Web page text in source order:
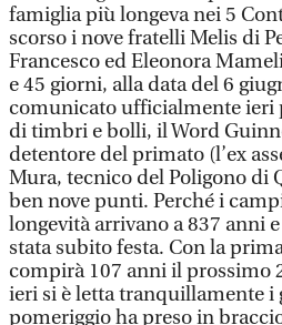
famiglia più longeva nei 5
scorso i nove fratelli Melis di
Francesco ed Eleonora
e 45 giorni, alla data del 6
comunicato ufficialmente ieri
di timbri e bolli, il Word
detentore del primato (l’ex
Mura, tecnico del Poligono di
ben nove punti. Perché i
longevità arrivano a 837 anni
stata subito festa. Con la
compirà 107 anni il prossimo
ieri si è letta tranquillamente i
pomeriggio ha preso in